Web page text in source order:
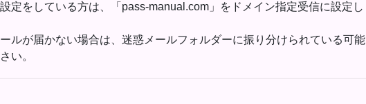
定をしている方は、「pass-manual.com」をドメイン指定受信に設定し
ルが届かない場合は、迷惑メールフォルダーに振り分けられている可能
い。